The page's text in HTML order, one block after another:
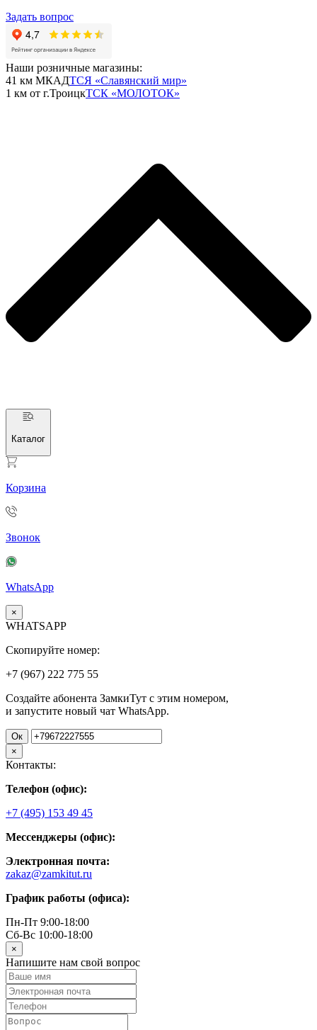
Задать вопрос
Наши розничные магазины:
41 км МКАДТСЯ «Славянский мир»
1 км от г.ТроицкТСК «МОЛОТОК»
Каталог
Корзина
Звонок
WhatsApp
×
WHATSAPP
Скопируйте номер:
+7 (967) 222 775 55
Создайте абонента ЗамкиТут с этим номером,
и запустите новый чат WhatsApp.
Ок
×
Контакты:
Телефон (офис):
+7 (495) 153 49 45
Мессенджеры (офис):
Электронная почта:
zakaz@zamkitut.ru
График работы (офиса):
Пн-Пт 9:00-18:00
Сб-Вс 10:00-18:00
×
Напишите нам свой вопрос